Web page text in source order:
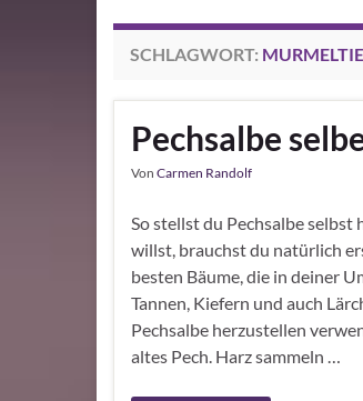
SCHLAGWORT:
Pechsalbe
Von Carmen Randolf
So stellst du Pechsalbe selbst
willst, brauchst du natürlich
besten Bäume, die in deiner
Tannen, Kiefern und auch
Pechsalbe herzustellen
altes Pech. Harz sammeln …